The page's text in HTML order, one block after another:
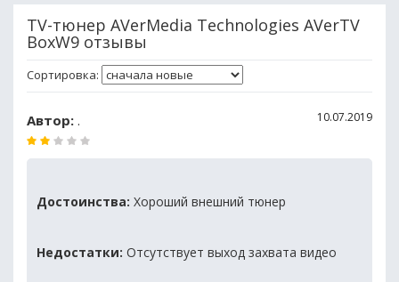
TV-тюнер AVerMedia Technologies AVerTV
BoxW9 отзывы
Сортировка:
Автор: . 10.07.2019
Достоинства: Хороший внешний тюнер
Недостатки: Отсутствует выход захвата видео